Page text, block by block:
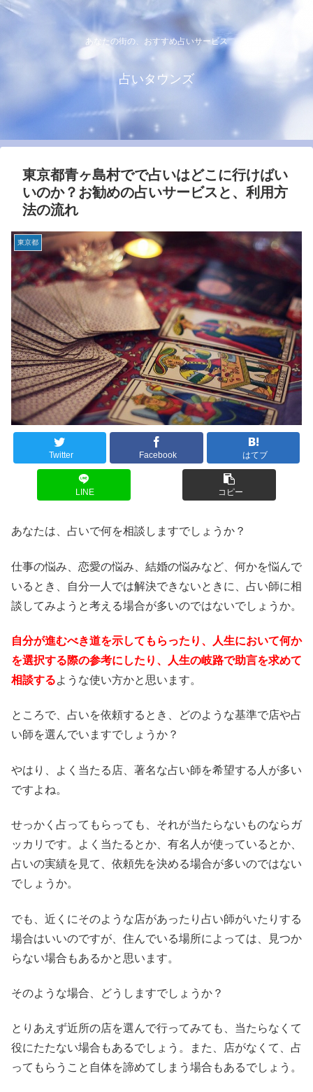
あなたの街の、おすすめ占いサービス
占いタウンズ
東京都青ヶ島村でで占いはどこに行けばい
いのか？お勧めの占いサービスと、利用方
法の流れ
東京都
Twitter Facebook はてブ
LINE コピー
あなたは、占いで何を相談しますでしょうか？
仕事の悩み、恋愛の悩み、結婚の悩みなど、何かを悩んで
いるとき、自分一人では解決できないときに、占い師に相
談してみようと考える場合が多いのではないでしょうか。
自分が進むべき道を示してもらったり、人生において何か
を選択する際の参考にしたり、人生の岐路で助言を求めて
相談するような使い方かと思います。
ところで、占いを依頼するとき、どのような基準で店や占
い師を選んでいますでしょうか？
やはり、よく当たる店、著名な占い師を希望する人が多い
ですよね。
せっかく占ってもらっても、それが当たらないものならガ
ッカリです。よく当たるとか、有名人が使っているとか、
占いの実績を見て、依頼先を決める場合が多いのではない
でしょうか。
でも、近くにそのような店があったり占い師がいたりする
場合はいいのですが、住んでいる場所によっては、見つか
らない場合もあるかと思います。
そのような場合、どうしますでしょうか？
とりあえず近所の店を選んで行ってみても、当たらなくて
役にたたない場合もあるでしょう。また、店がなくて、占
ってもらうこと自体を諦めてしまう場合もあるでしょう。